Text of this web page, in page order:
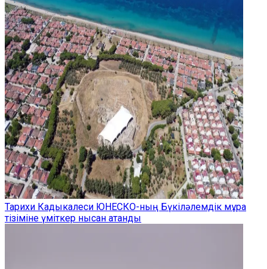
Тарихи Кадыкалеси ЮНЕСКО-ның Бүкіләлемдік мұра
тізіміне үміткер нысан атанды